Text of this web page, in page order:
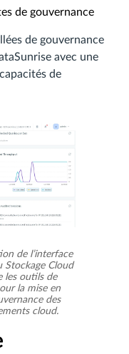
de gouvernance
de gouvernance
avec une
de
de l’interface
Stockage Cloud
les outils de
la mise en
des
cloud.